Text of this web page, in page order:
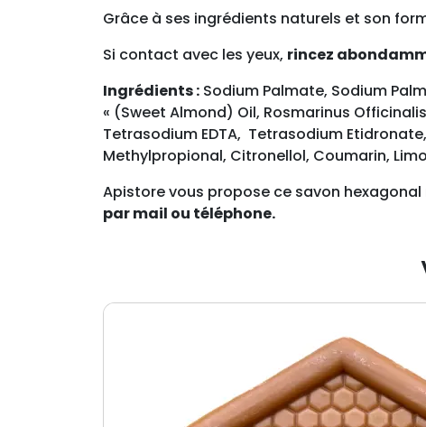
Grâce à ses ingrédients naturels et son
Si contact avec les yeux, rincez
Ingrédients : Sodium Palmate, Sodium
« (Sweet Almond) Oil, Rosmarinus
Tetrasodium EDTA, Tetrasodium
Methylpropional, Citronellol, Coumarin,
Apistore vous propose ce savon
par mail ou téléphone.